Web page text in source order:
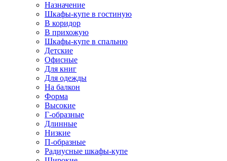
Назначение
Шкафы-купе в гостиную
В коридор
В прихожую
Шкафы-купе в спальню
Детские
Офисные
Для книг
Для одежды
На балкон
Форма
Высокие
Г-образные
Длинные
Низкие
П-образные
Радиусные шкафы-купе